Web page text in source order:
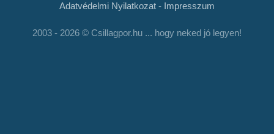
Adatvédelmi Nyilatkozat - Impresszum
2003 - 2026 © Csillagpor.hu ... hogy neked jó legyen!